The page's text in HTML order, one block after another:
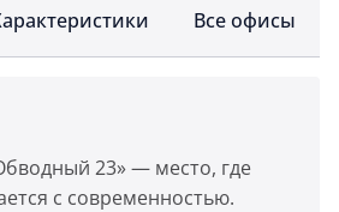
Все офисы
23» — место, где
с современностью.